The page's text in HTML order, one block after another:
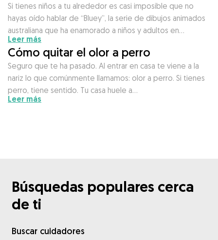
Si tienes niños a tu alrededor es casi imposible que no
hayas oído hablar de “Bluey”, la serie de dibujos animados
australiana que ha enamorado a niños y adultos en…
Leer más
Cómo quitar el olor a perro
Seguro que te ha pasado. Al entrar en casa te viene a la
nariz lo que comúnmente llamamos: olor a perro. Si tienes
perro, tiene sentido. Tu casa huele a…
Leer más
Búsquedas populares cerca
de ti
Buscar cuidadores